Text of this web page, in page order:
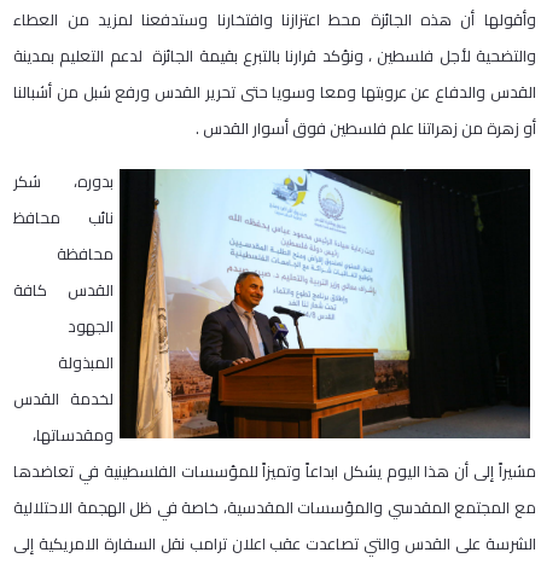
وأقولها أن هذه الجائزة محط اعتزازنا وافتخارنا وستدفعنا لمزيد من العطاء
والتضحية لأجل فلسطين ، ونؤكد قرارنا بالتبرع بقيمة الجائزة لدعم التعليم بمدينة
القدس والدفاع عن عروبتها ومعا وسويا حتى تحرير القدس ورفع شبل من أشبالنا
أو زهرة من زهراتنا علم فلسطين فوق أسوار القدس .
بدوره، شكر
نائب محافظ
محافظة
القدس كافة
الجهود
المبذولة
لخدمة القدس
ومقدساتها،
مشيراً إلى أن هذا اليوم يشكل ابداعاً وتميزاً للمؤسسات الفلسطينية في تعاضدها
مع المجتمع المقدسي والمؤسسات المقدسية، خاصة في ظل الهجمة الاحتلالية
الشرسة على القدس والتي تصاعدت عقب اعلان ترامب نقل السفارة الامريكية إلى